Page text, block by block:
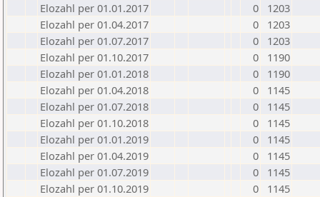
Elozahl per 01.01.2017
0
1203
Elozahl per 01.04.2017
0
1203
Elozahl per 01.07.2017
0
1203
Elozahl per 01.10.2017
0
1190
Elozahl per 01.01.2018
0
1190
Elozahl per 01.04.2018
0
1145
Elozahl per 01.07.2018
0
1145
Elozahl per 01.10.2018
0
1145
Elozahl per 01.01.2019
0
1145
Elozahl per 01.04.2019
0
1145
Elozahl per 01.07.2019
0
1145
Elozahl per 01.10.2019
0
1145